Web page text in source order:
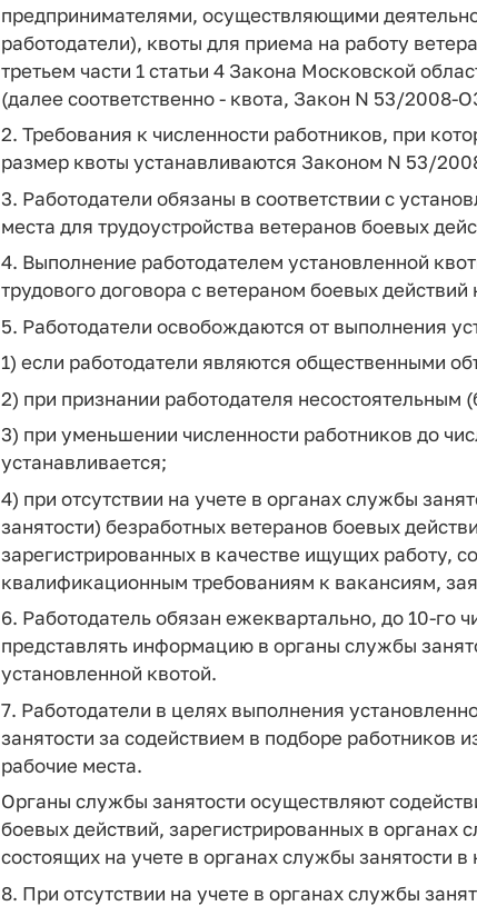
предпринимателями, осуществляющими
работодатели), квоты для приема на работу
третьем части 1 статьи 4 Закона Московской
(далее соответственно - квота, Закон N 53/2008-
2. Требования к численности работников, при
размер квоты устанавливаются Законом N 53/
3. Работодатели обязаны в соответствии с
места для трудоустройства ветеранов боевых
4. Выполнение работодателем установленной
трудового договора с ветераном боевых
5. Работодатели освобождаются от выполнения
1) если работодатели являются общественными
2) при признании работодателя несостоятельным
3) при уменьшении численности работников до
устанавливается;
4) при отсутствии на учете в органах службы
занятости) безработных ветеранов боевых
зарегистрированных в качестве ищущих работу,
квалификационным требованиям к вакансиям,
6. Работодатель обязан ежеквартально, до 10-го
представлять информацию в органы службы
установленной квотой.
7. Работодатели в целях выполнения
занятости за содействием в подборе работников
рабочие места.
Органы службы занятости осуществляют
боевых действий, зарегистрированных в органах
состоящих на учете в органах службы занятости
8. При отсутствии на учете в органах службы